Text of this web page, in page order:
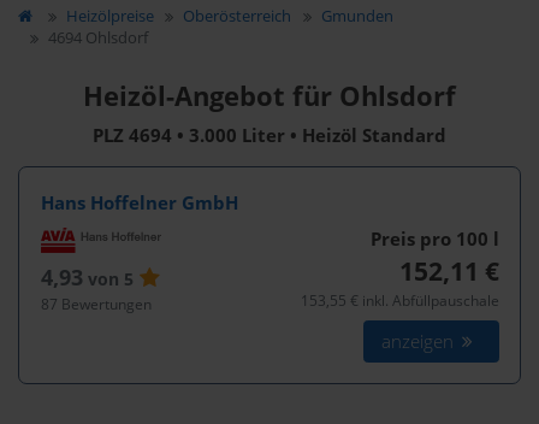
Heizölpreise Oberösterreich
Gmunden
4694 Ohlsdorf
Heizöl-Angebot für Ohlsdorf
PLZ 4694 • 3.000 Liter • Heizöl Standard
Hans Hoffelner GmbH
4,93 von 5
87 Bewertungen
Preis pro 100 l
152,11 €
153,55 € inkl. Abfüllpauschale
anzeigen